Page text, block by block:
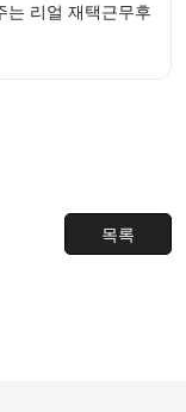
는 리얼 재택근무후
목록